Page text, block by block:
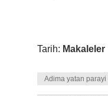
Tarih: Makaleler
Adima yatan